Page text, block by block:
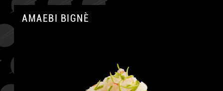
AMAEBI BIGNÈ